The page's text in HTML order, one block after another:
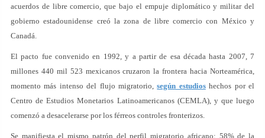
acuerdos de libre comercio, que bajo el empuje diplomático y militar del
gobierno estadounidense creó la zona de libre comercio con México y
Canadá.
El pacto fue convenido en 1992, y a partir de esa década hasta 2007, 7
millones 440 mil 523 mexicanos cruzaron la frontera hacia Norteamérica,
momento más intenso del flujo migratorio,según estudioshechos por el
Centro de Estudios Monetarios Latinoamericanos (CEMLA), y que luego
comenzó a desacelerarse por los férreos controles fronterizos.
Se manifiesta el mismo patrón del perfil migratorio africano: 58% de la